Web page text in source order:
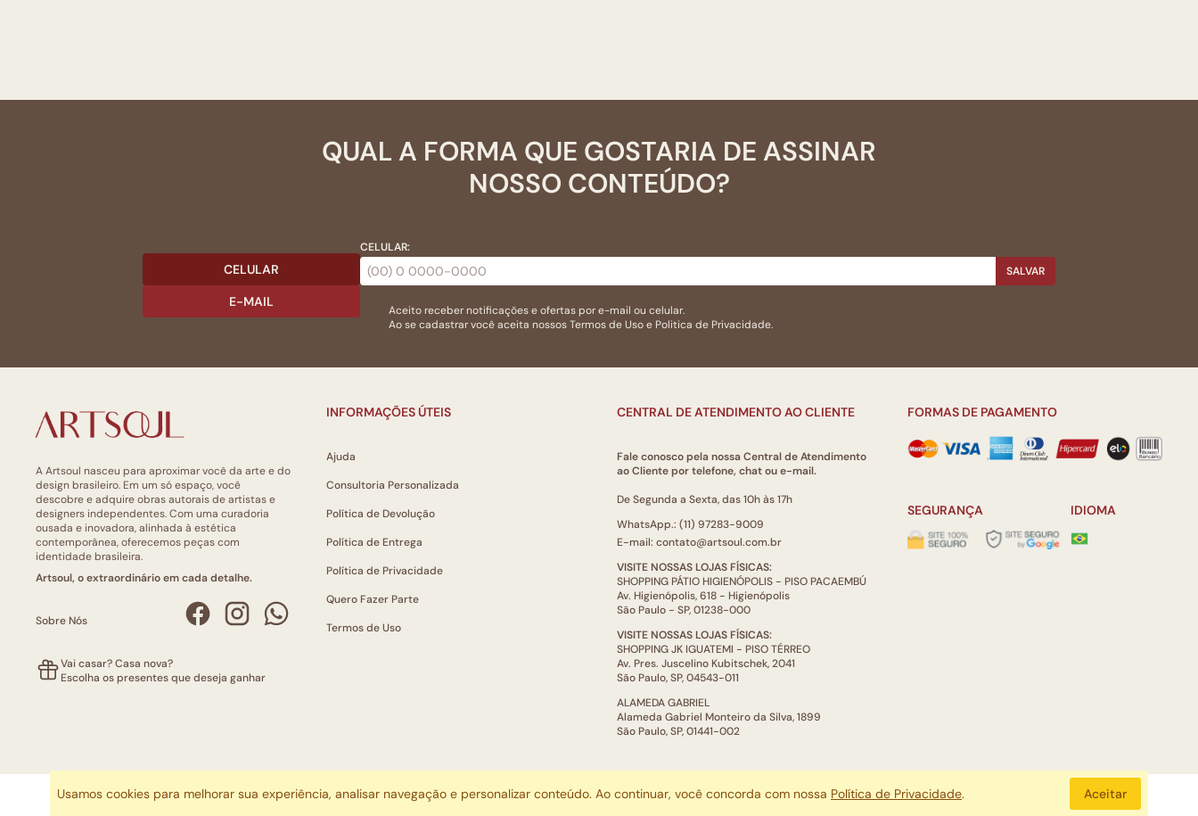
QUAL A FORMA QUE GOSTARIA DE ASSINAR
NOSSO CONTEÚDO?
CELULAR
E-MAIL
CELULAR:
SALVAR
Aceito receber notificações e ofertas por e-mail ou celular.
Ao se cadastrar você aceita nossosTermos de Usoe Politica de Privacidade.
A Artsoul nasceu para aproximar você da arte e do
design brasileiro. Em um só espaço, você
descobre e adquire obras autorais de artistas e
designers independentes. Com uma curadoria
ousada e inovadora, alinhada à estética
contemporânea, oferecemos peças com
identidade brasileira.
Artsoul, o extraordinário em cada detalhe.
Sobre Nós
Vai casar? Casa nova?
Escolha os presentes que deseja ganhar
INFORMAÇÕES ÚTEIS
Ajuda
Consultoria Personalizada
Política de Devolução
Política de Entrega
Política de Privacidade
Quero Fazer Parte
Termos de Uso
CENTRAL DE ATENDIMENTO AO CLIENTE
Fale conosco pela nossa Central de Atendimento
ao Cliente por telefone, chat ou e-mail.
De Segunda a Sexta, das 10h às 17h
WhatsApp.: (11) 97283-9009
E-mail: contato@artsoul.com.br
VISITE NOSSAS LOJAS FÍSICAS:
SHOPPING PÁTIO HIGIENÓPOLIS - PISO PACAEMBÚ
Av. Higienópolis, 618 - Higienópolis
São Paulo - SP, 01238-000
VISITE NOSSAS LOJAS FÍSICAS:
SHOPPING JK IGUATEMI - PISO TÉRREO
Av. Pres. Juscelino Kubitschek, 2041
São Paulo, SP, 04543-011
ALAMEDA GABRIEL
Alameda Gabriel Monteiro da Silva, 1899
São Paulo, SP, 01441-002
FORMAS DE PAGAMENTO
SEGURANÇA IDIOMA
ARTSOUL COMUNICAÇÃO DIGITAL LTDA | CNPJ: 29.752.781/0001-52
Usamos cookies para melhorar sua experiência, analisar navegação e personalizar conteúdo. Ao continuar, você concorda com nossa Política de Privacidade. Aceitar